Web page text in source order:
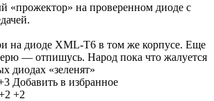
«прожектор» на проверенном диоде с
на диоде XML-T6 в том же корпусе. Еще
— отпишусь. Народ пока что жалуется
диодах «зеленят»
Добавить в избранное
+2